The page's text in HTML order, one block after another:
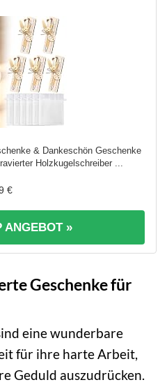
& Dankeschön Geschenke
Holzkugelschreiber ...
€
ANGEBOT »
Geschenke für
eine wunderbare
für ihre harte Arbeit,
Geduld auszudrücken.